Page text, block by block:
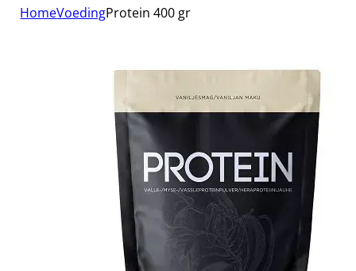
HomeVoedingProtein 400 gr